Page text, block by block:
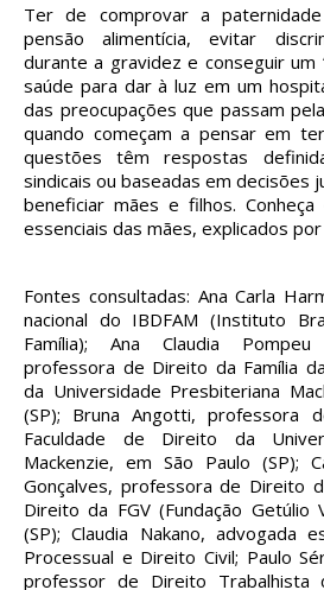
Ter de comprovar a
pensão alimentícia, evitar
durante a gravidez e conseguir um
saúde para dar à luz em um
das preocupações que passam
quando começam a pensar em
questões têm respostas
sindicais ou baseadas em decisões
beneficiar mães e filhos.
essenciais das mães, explicados
Fontes consultadas: Ana Carla
nacional do IBDFAM (Instituto
Família); Ana Claudia Pompeu
professora de Direito da Família
da Universidade Presbiteriana
(SP); Bruna Angotti, professora
Faculdade de Direito da
Mackenzie, em São Paulo (SP);
Gonçalves, professora de Direito
Direito da FGV (Fundação Getúlio
(SP); Claudia Nakano, advogada
Processual e Direito Civil; Paulo
professor de Direito Trabalhista